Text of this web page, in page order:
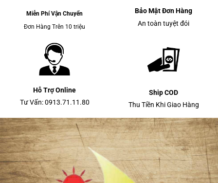
Miễn Phí Vận Chuyển
Đơn Hàng Trên 10 triệu
Bảo Mật Đơn Hàng
An toàn tuyệt đói
Hỗ Trợ Online
Tư Vấn: 0913.71.11.80
Ship COD
Thu Tiền Khi Giao Hàng